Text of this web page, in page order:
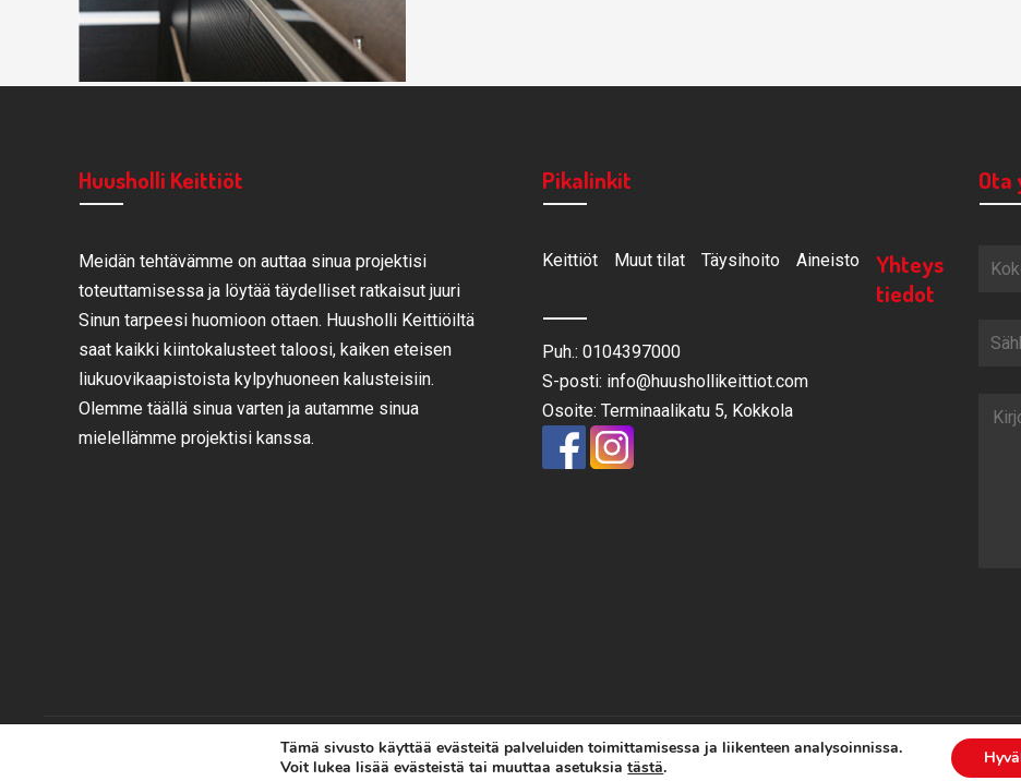
Huusholli Keittiöt
Meidän tehtävämme on auttaa sinua projektisi
toteuttamisessa ja löytää täydelliset ratkaisut juuri
Sinun tarpeesi huomioon ottaen. Huusholli Keittiöiltä
saat kaikki kiintokalusteet taloosi, kaiken eteisen
liukuovikaapistoista kylpyhuoneen kalusteisiin.
Olemme täällä sinua varten ja autamme sinua
mielellämme projektisi kanssa.
Pikalinkit
Keittiöt Muut tilat Täysihoito Aineisto
Yhteys
tiedot
Puh.: 0104397000
S-posti: info@huushollikeittiot.com
Osoite: Terminaalikatu 5, Kokkola
Tämä sivusto käyttää evästeitä palveluiden toimittamisessa ja liikenteen analysoinnissa.
Voit lukea lisää evästeistä tai muuttaa asetuksiatästä.